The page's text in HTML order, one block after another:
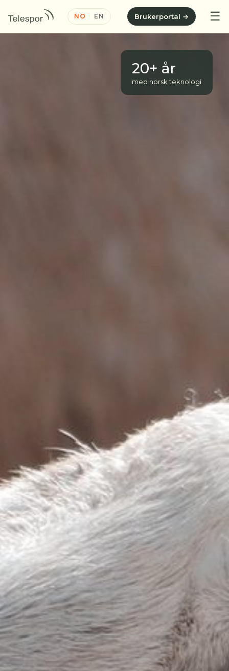
NO · EN Brukerportal → ☰
20+ år
med norsk teknologi